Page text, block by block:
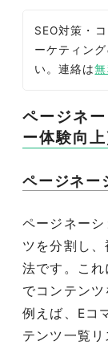
SEO対策・
ーケティン
い。連絡は
ページネ
ー体験向
ページネー
ページネー
ツを分割し
法です。こ
でコンテンツ
例えば、Eコ
テンツ一覧リ